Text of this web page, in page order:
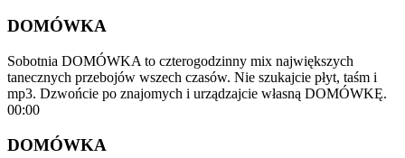
DOMÓWKA
Sobotnia DOMÓWKA to czterogodzinny mix największych
tanecznych przebojów wszech czasów. Nie szukajcie płyt, taśm i
mp3. Dzwońcie po znajomych i urządzajcie własną DOMÓWKĘ.
00:00
DOMÓWKA